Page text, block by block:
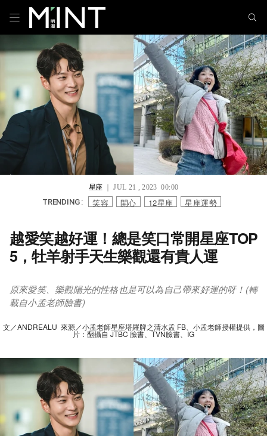
星座｜ JUL 21 , 2023 00:00
TRENDING : 笑容 開心 12星座 星座運勢
越愛笑越好運！總是笑口常開星座TOP
5，牡羊射手天生樂觀還有貴人運
原來愛笑、樂觀陽光的性格也是可以為自己帶來好運的呀！(轉
載自小孟老師臉書)
文／ANDREALU 來源／小孟老師星座塔羅牌之清水孟 FB、小孟老師授權提供，圖
片：翻攝自 JTBC 臉書、TVN臉書、IG